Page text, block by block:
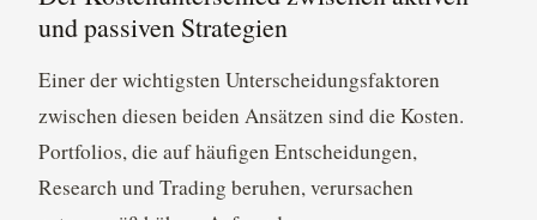
und passiven Strategien
Einer der wichtigsten Unterscheidungsfaktoren
zwischen diesen beiden Ansätzen sind die Kosten.
Portfolios, die auf häufigen Entscheidungen,
Research und Trading beruhen, verursachen